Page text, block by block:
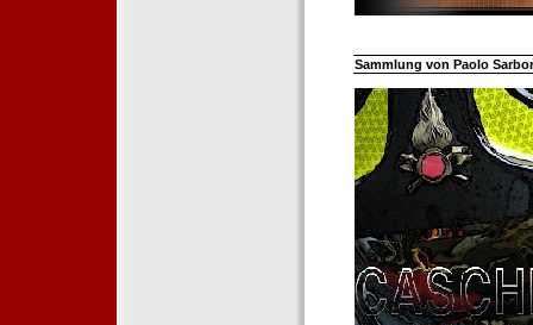
Sammlung von Paolo